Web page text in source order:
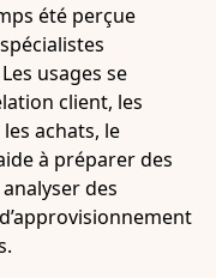
été perçue
usages se
client, les
achats, le
à préparer des
des